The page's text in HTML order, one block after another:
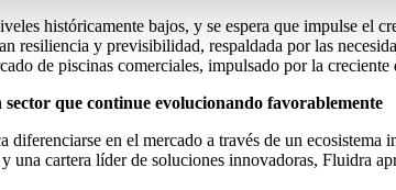
históricamente bajos, y se espera que impulse
resiliencia y previsibilidad, respaldada por las
de piscinas comerciales, impulsado por la
que continue evolucionando favorablemente
en el mercado a través de un
cartera líder de soluciones innovadoras, Fluidra